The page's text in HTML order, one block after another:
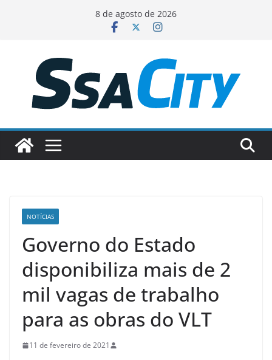
conteúdo
8 de agosto de 2026
NOTÍCIAS
Governo do Estado
disponibiliza mais de 2
mil vagas de trabalho
para as obras do VLT
11 de fevereiro de 2021